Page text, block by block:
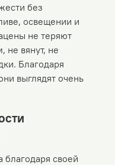
без
освещении и
не теряют
не вянут, не
Благодаря
выглядят очень
благодаря своей